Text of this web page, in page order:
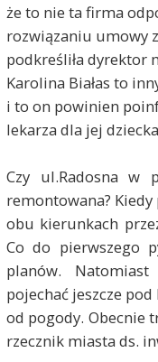
że to nie ta firma
rozwiązaniu umowy
podkreśliła dyrektor
Karolina Białas to
i to on powinien
lekarza dla jej
Czy ul.Radosna w
remontowana?
obu kierunkach
Co do pierwszego
planów.
pojechać jeszcze
od pogody. Obecnie
rzecznik miasta ds.